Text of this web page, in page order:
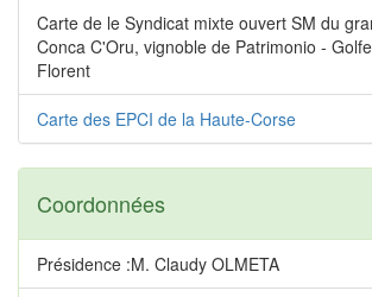
Carte de le Syndicat mixte ouvert SM du
Conca C'Oru, vignoble de Patrimonio -
Florent
Carte des EPCI de la Haute-Corse
Coordonnées
Présidence :M. Claudy OLMETA